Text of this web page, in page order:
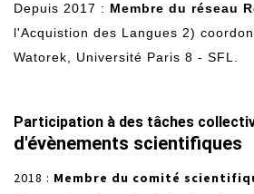
Depuis 2017 : Membre du réseau
l'Acquistion des Langues 2)
Watorek, Université Paris 8 - SFL.
Participation à des tâches
d'évènements scientifiques
2018 : Membre du comité